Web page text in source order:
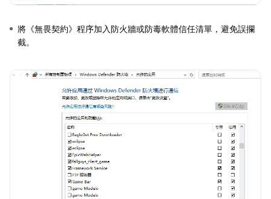
將《無畏契約》程序加入防火牆或防毒軟體信任清單，避免誤攔
截。